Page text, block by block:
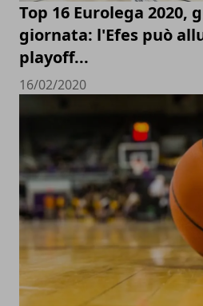
Top 16 Eurolega 2020,
giornata: l'Efes può
playoff...
16/02/2020